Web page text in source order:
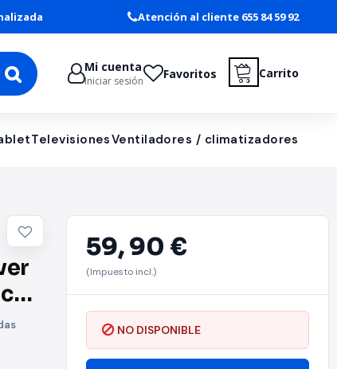
Atención al cliente 655 84 59 92
Mi cuenta
Iniciar sesión Favoritos Carrito
TelevisionesVentiladores / climatizadores
59,90 €
(Impuesto incl.)
NO DISPONIBLE